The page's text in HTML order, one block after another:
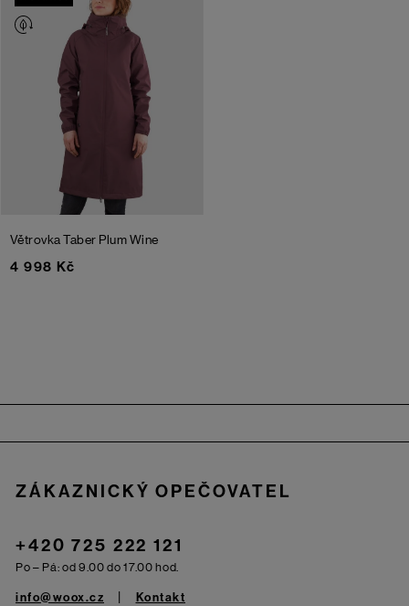
Větrovka Taber Plum Wine
4 998 Kč
ZÁKAZNICKÝ OPEČOVATEL
+420 725 222 121
Po – Pá: od 9.00 do 17.00 hod.
info@woox.cz Kontakt